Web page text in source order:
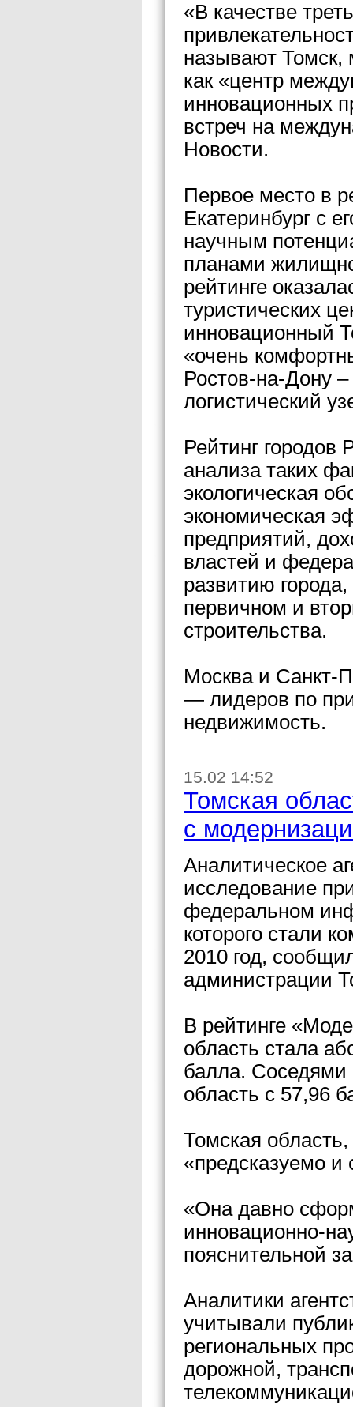
«В качестве
называют Томск,
как «центр
инновационных
встреч на
Новости.
Первое место в
Екатеринбург с
научным
планами
рейтинге
туристических
инновационный
«очень
Ростов-на-Дону
логистический
Рейтинг городов
анализа таких
экологическая
экономическая
предприятий,
властей и
развитию
первичном и
строительства.
Москва и Санкт-
— лидеров по
недвижимость.
15.02 14:52
Томская
с
Аналитическое
исследование
федеральном
которого стали
2010 год,
администрации
В рейтинге
область стала
балла. Соседями
область с 57,96
Томская
«предсказуемо
«Она давно
инновационно-
пояснительной
Аналитики
учитывали
региональных
дорожной,